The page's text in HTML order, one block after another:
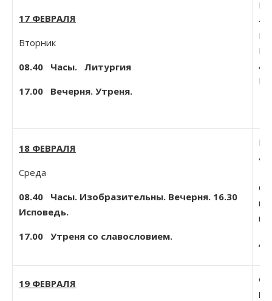
17 ФЕВРАЛЯ
Вторник
08.40 Часы. Литургия
17.00 Вечерня. Утреня.
18 ФЕВРАЛЯ
Среда
08.40 Часы. Изобразительны. Вечерня. 16.30
Исповедь.
17.00 Утреня со славословием.
19 ФЕВРАЛЯ